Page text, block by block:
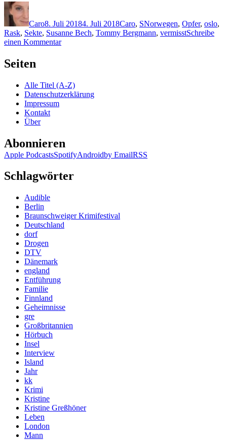
Autor
Caro8. Juli 20184. Juli 2018Caro, SNorwegen, Opfer, oslo,
Rask, Sekte, Susanne Bech, Tommy Bergmann, vermisstSchreibe
einen Kommentarzu
Der
einsame
Seiten
Alle Titel (A-Z)
Datenschutzerklärung
Impressum
Kontakt
Über
Abonnieren
Apple PodcastsSpotifyAndroidby EmailRSS
Schlagwörter
Audible
Berlin
Braunschweiger Krimifestival
Deutschland
dorf
Drogen
DTV
Dänemark
england
Entführung
Familie
Finnland
Geheimnisse
gre
Großbritannien
Hörbuch
Insel
Interview
Island
Jahr
kk
Krimi
Kristine
Kristine Greßhöner
Leben
London
Mann